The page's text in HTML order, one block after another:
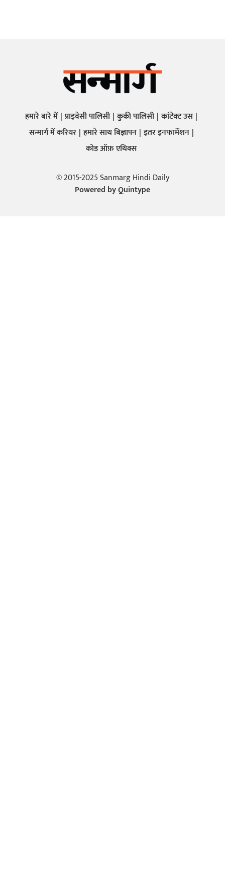
हमारे बारे में प्राइवेसी पालिसी कुकी पालिसी कांटेक्ट उस
सन्मार्ग में करियर हमारे साथ बिज्ञापन इतर इनफार्मेशन
कोड ऑफ़ एथिक्स
© 2015-2025 Sanmarg Hindi Daily
Powered byQuintype